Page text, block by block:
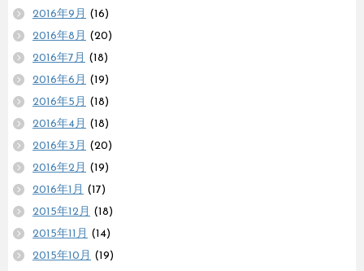
2016年9月 (16)
2016年8月 (20)
2016年7月 (18)
2016年6月 (19)
2016年5月 (18)
2016年4月 (18)
2016年3月 (20)
2016年2月 (19)
2016年1月 (17)
2015年12月 (18)
2015年11月 (14)
2015年10月 (19)